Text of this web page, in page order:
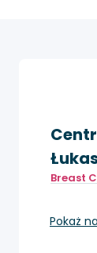
Breast
Pokaż